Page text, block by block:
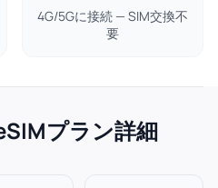
4G/5Gに接続 — SIM交換不
要
プラン詳細